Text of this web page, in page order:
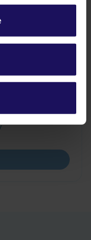
zakładkę
znajdziesz